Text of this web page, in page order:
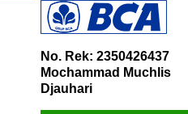
No. Rek: 2350426437
Mochammad Muchlis
Djauhari